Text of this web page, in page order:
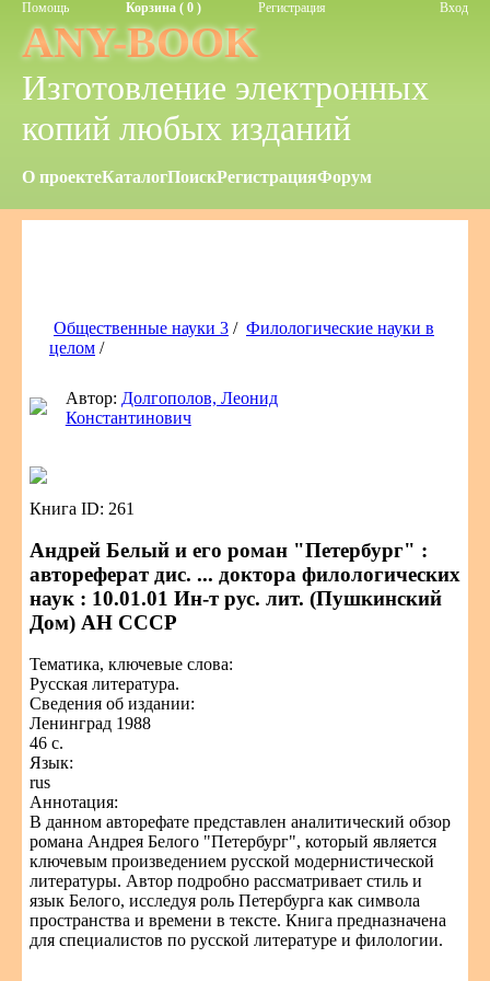
Помощь Корзина ( 0 ) Регистрация Вход
ANY-BOOK
Изготовление электронных
копий любых изданий
О проектеКаталогПоискРегистрацияФорум
Общественные науки 3 / Филологические науки в
целом /
Автор: Долгополов, Леонид
Константинович
Книга ID: 261
Андрей Белый и его роман "Петербург" :
автореферат дис. ... доктора филологических
наук : 10.01.01 Ин-т рус. лит. (Пушкинский
Дом) АН СССР
Тематика, ключевые слова:
Русская литература.
Сведения об издании:
Ленинград 1988
46 с.
Язык:
rus
Аннотация:
В данном авторефате представлен аналитический обзор
романа Андрея Белого "Петербург", который является
ключевым произведением русской модернистической
литературы. Автор подробно рассматривает стиль и
язык Белого, исследуя роль Петербурга как символа
пространства и времени в тексте. Книга предназначена
для специалистов по русской литературе и филологии.